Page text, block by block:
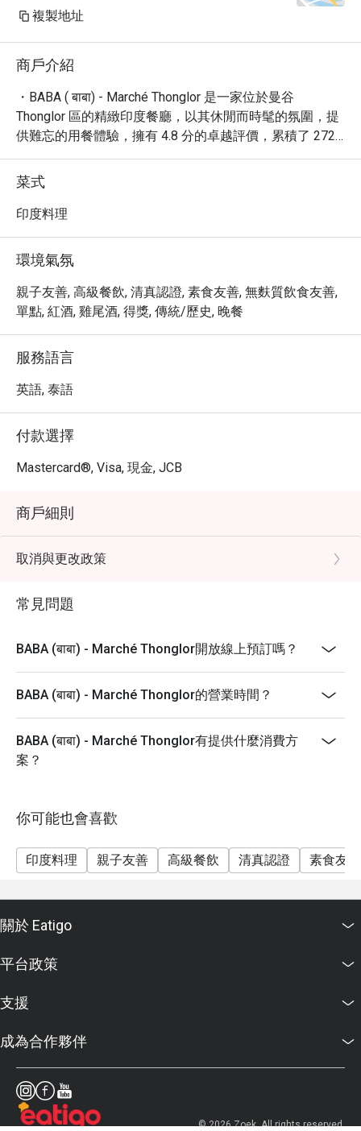
複製地址
商戶介紹
・BABA ( बाबा) - Marché Thonglor 是一家位於曼谷
Thonglor 區的精緻印度餐廳，以其休閒而時髦的氛圍，提
供難忘的用餐體驗，擁有 4.8 分的卓越評價，累積了 272
則真實評論。BABA (बाबा) 以其豐富的素食及純素選擇而聞
名，特別推薦您品嚐其香料獨特的咖哩、烤餅以及風味濃
郁的拉西。無論您是尋求美味的午餐、豐盛的晚餐，或是
想品嚐獨特的咖啡，這裡都能滿足您的味蕾。
享受到最高 5 折的超值優惠，讓您以更實惠的價格，沉浸
在這間充滿活力且充滿異國風情的印度美食天堂。
菜式
印度料理
環境氣氛
親子友善, 高級餐飲, 清真認證, 素食友善, 無麩質飲食友善,
單點, 紅酒, 雞尾酒, 得獎, 傳統/歷史, 晚餐
服務語言
英語, 泰語
付款選擇
Mastercard®, Visa, 現金, JCB
商戶細則
取消與更改政策
常見問題
BABA (बाबा) - Marché Thonglor開放線上預訂嗎？
BABA (बाबा) - Marché Thonglor的營業時間？
BABA (बाबा) - Marché Thonglor有提供什麼消費方
案？
你可能也會喜歡
印度料理 親子友善 高級餐飲 清真認證 素食友善
關於 Eatigo
平台政策
支援
成為合作夥伴
© 2026 Zoek. All rights reserved.